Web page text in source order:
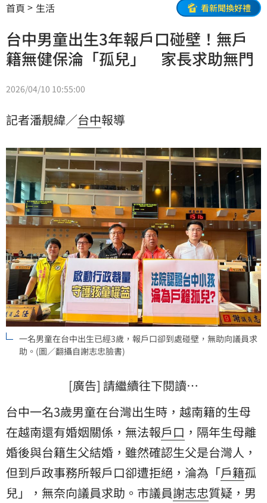
首頁 生活 看新聞換好禮
台中男童出生3年報戶口碰壁！無戶
籍無健保淪「孤兒」 家長求助無門
2026/04/10 10:55:00
記者潘靚緯／台中報導
一名男童在台中出生已經3歲，報戶口卻到處碰壁，無助向議員求
助。(圖／翻攝自謝志忠臉書)
[廣告] 請繼續往下閱讀…
台中一名3歲男童在台灣出生時，越南籍的生母
在越南還有婚姻關係，無法報戶口 ，隔年生母離
婚後與台籍生父結婚，雖然確認生父是台灣人，
但到戶政事務所報戶口卻遭拒絕，淪為「戶籍孤
兒」，無奈向議員求助。市議員謝志忠質疑，男